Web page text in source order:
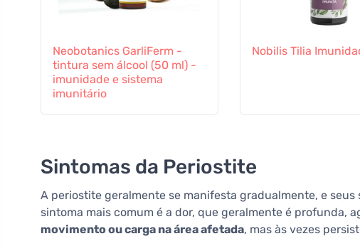
Neobotanics GarliFerm -
tintura sem álcool (50 ml) -
imunidade e sistema
imunitário
Nobilis Tilia
Sintomas da Periostite
A periostite geralmente se manifesta gradualmente, e
sintoma mais comum é a dor, que geralmente é profunda,
movimento ou carga na área afetada, mas às vezes